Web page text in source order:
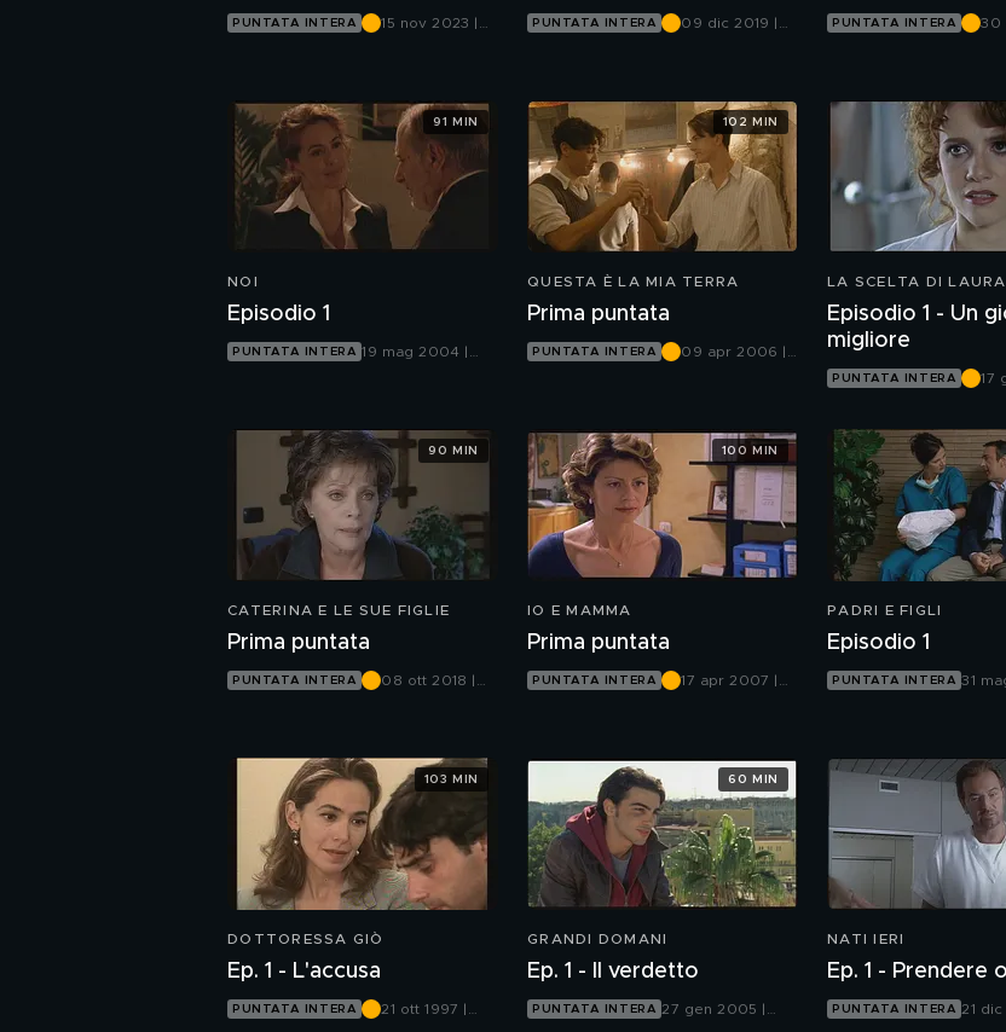
PUNTATA INTERA
15 nov 2023 |
PUNTATA INTERA
09 dic 2019 |
PUNTATA INTERA
30
NOI
Episodio 1
PUNTATA INTERA 19 mag 2004 |
91 MIN
QUESTA È LA MIA TERRA
Prima puntata
PUNTATA INTERA
09 apr 2006 |
102 MIN
LA SCELTA DI LAURA
Episodio 1 - Un
migliore
PUNTATA INTERA
17
CATERINA E LE SUE FIGLIE
Prima puntata
PUNTATA INTERA
08 ott 2018 |
90 MIN
IO E MAMMA
Prima puntata
PUNTATA INTERA
17 apr 2007 |
100 MIN
PADRI E FIGLI
Episodio 1
PUNTATA INTERA 31
DOTTORESSA GIÒ
Ep. 1 - L'accusa
PUNTATA INTERA
21 ott 1997 |
103 MIN
GRANDI DOMANI
Ep. 1 - Il verdetto
PUNTATA INTERA 27 gen 2005 |
60 MIN
NATI IERI
Ep. 1 - Prendere
PUNTATA INTERA 21